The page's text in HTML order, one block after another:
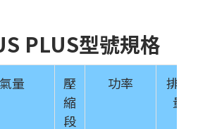
PLUS型號規格
量
壓
縮
段
功率
排氣
量